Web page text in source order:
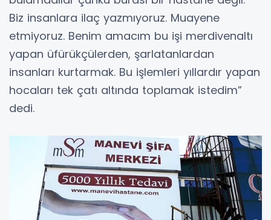
Biz insanlara ilaç yazmıyoruz. Muayene
etmiyoruz. Benim amacım bu işi merdivenaltı
yapan üfürükçülerden, şarlatanlardan
insanları kurtarmak. Bu işlemleri yıllardır yapan
hocaları tek çatı altında toplamak istedim”
dedi.